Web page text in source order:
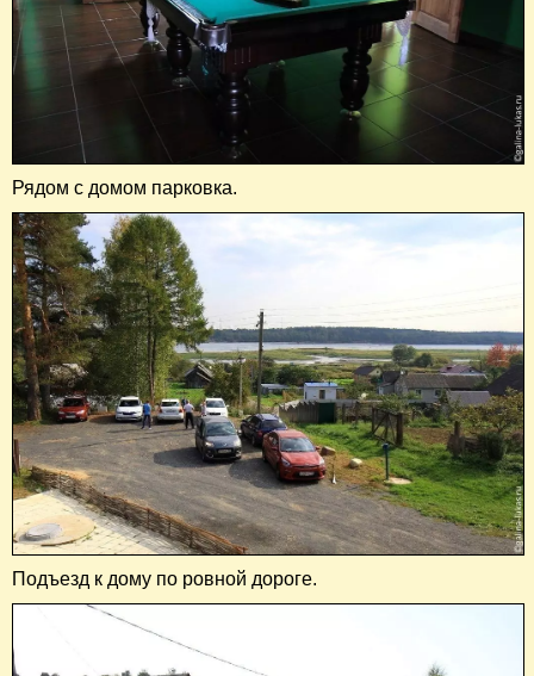
Рядом с домом парковка.
Подъезд к дому по ровной дороге.